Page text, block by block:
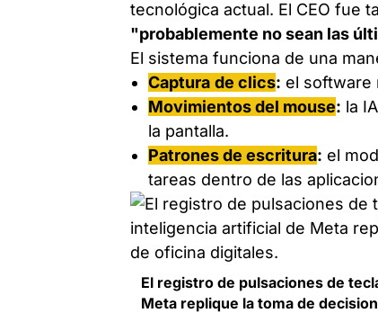
tecnológica actual. El CEO fue
"probablemente no sean las
El sistema funciona de una
Captura de clics: el software
Movimientos del mouse: la
la pantalla.
Patrones de escritura: el
tareas dentro de las
El registro de pulsaciones de
Meta replique la toma de